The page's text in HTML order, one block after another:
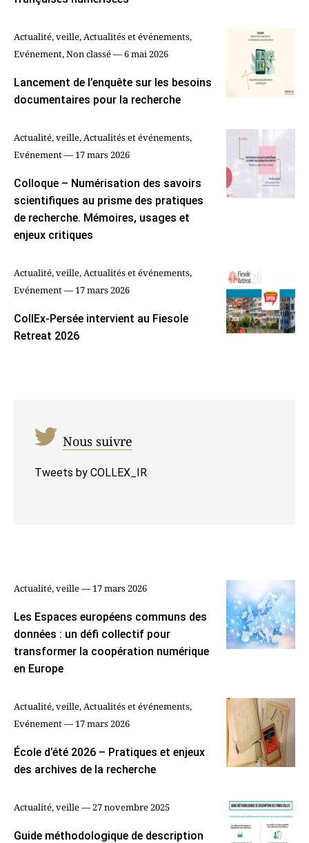
Actualité, veille, Actualités et événements,
Evénement, Non classé — 6 mai 2026
Lancement de l’enquête sur les besoins
documentaires pour la recherche
Actualité, veille, Actualités et événements,
Evénement — 17 mars 2026
Colloque – Numérisation des savoirs
scientifiques au prisme des pratiques
de recherche. Mémoires, usages et
enjeux critiques
Actualité, veille, Actualités et événements,
Evénement — 17 mars 2026
CollEx-Persée intervient au Fiesole
Retreat 2026
Nous suivre
Tweets by COLLEX_IR
Actualité, veille — 17 mars 2026
Les Espaces européens communs des
données : un défi collectif pour
transformer la coopération numérique
en Europe
Actualité, veille, Actualités et événements,
Evénement — 17 mars 2026
École d’été 2026 – Pratiques et enjeux
des archives de la recherche
Actualité, veille — 27 novembre 2025
Guide méthodologique de description